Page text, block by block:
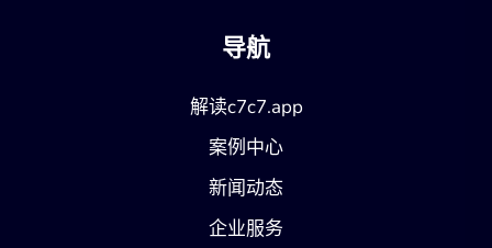
导航
解读c7c7.app
案例中心
新闻动态
企业服务